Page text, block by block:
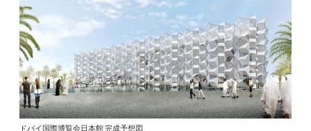
ドバイ国際博覧会日本館 完成予想図